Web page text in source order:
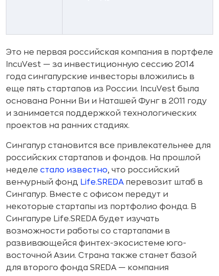
Это не первая российская компания в портфеле
IncuVest — за инвестиционную сессию 2014
года сингапурские инвесторы вложились в
еще пять стартапов из России. ­IncuVest была
основана Ронни Ви и Наташей Фунг в 2011 году
и занимается поддержкой технологических
проектов на ранних стадиях.
Сингапур становится все привлекательнее для
российских стартапов и фондов. На прошлой
неделе стало известно, что российский
венчурный фонд Life.SREDA перевозит штаб в
Сингапур. Вместе с офисом передут и
некоторые стартапы из портфолио фонда. В
Сингапуре Life.SREDA будет изучать
возможности работы со стартапами в
развивающейся финтех-экосистеме юго-
восточной Азии. Страна также станет базой
для второго фонда SREDA — компания